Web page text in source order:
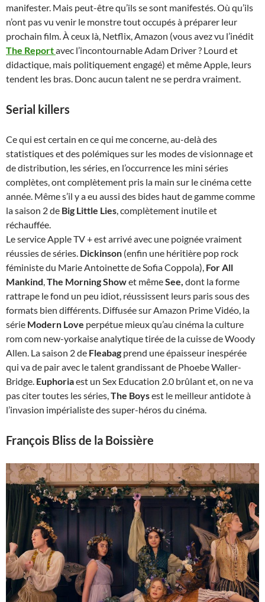
manifester. Mais peut-être qu’ils se sont manifestés. Où qu’ils
n’ont pas vu venir le monstre tout occupés à préparer leur
prochain film. À ceux là, Netflix, Amazon (vous avez vu l’inédit
The Reportavec l’incontournable Adam Driver ? Lourd et
didactique, mais politiquement engagé) et même Apple, leurs
tendent les bras. Donc aucun talent ne se perdra vraiment.
Serial killers
Ce qui est certain en ce qui me concerne, au-delà des
statistiques et des polémiques sur les modes de visionnage et
de distribution, les séries, en l’occurrence les mini séries
complètes, ont complètement pris la main sur le cinéma cette
année. Même s’il y a eu aussi des bides haut de gamme comme
la saison 2 de Big Little Lies, complètement inutile et
réchauffée.
Le service Apple TV + est arrivé avec une poignée vraiment
réussies de séries. Dickinson (enfin une héritière pop rock
féministe du Marie Antoinette de Sofia Coppola), For All
Mankind,The Morning Showet mêmeSee, dont la forme
rattrape le fond un peu idiot, réussissent leurs paris sous des
formats bien différents. Diffusée sur Amazon Prime Vidéo, la
série Modern Love perpétue mieux qu’au cinéma la culture
rom com new-yorkaise analytique tirée de la cuisse de Woody
Allen. La saison 2 de Fleabag prend une épaisseur inespérée
qui va de pair avec le talent grandissant de Phoebe Waller-
Bridge. Euphoriaest un Sex Education 2.0 brûlant et, on ne va
pas citer toutes les séries,The Boysest le meilleur antidote à
l’invasion impérialiste des super-héros du cinéma.
François Bliss de la Boissière